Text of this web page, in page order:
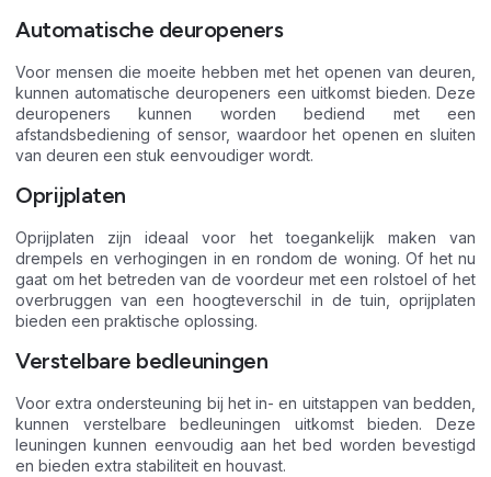
Automatische deuropeners
Voor mensen die moeite hebben met het openen van deuren,
kunnen automatische deuropeners een uitkomst bieden. Deze
deuropeners kunnen worden bediend met een
afstandsbediening of sensor, waardoor het openen en sluiten
van deuren een stuk eenvoudiger wordt.
Oprijplaten
Oprijplaten zijn ideaal voor het toegankelijk maken van
drempels en verhogingen in en rondom de woning. Of het nu
gaat om het betreden van de voordeur met een rolstoel of het
overbruggen van een hoogteverschil in de tuin, oprijplaten
bieden een praktische oplossing.
Verstelbare bedleuningen
Voor extra ondersteuning bij het in- en uitstappen van bedden,
kunnen verstelbare bedleuningen uitkomst bieden. Deze
leuningen kunnen eenvoudig aan het bed worden bevestigd
en bieden extra stabiliteit en houvast.